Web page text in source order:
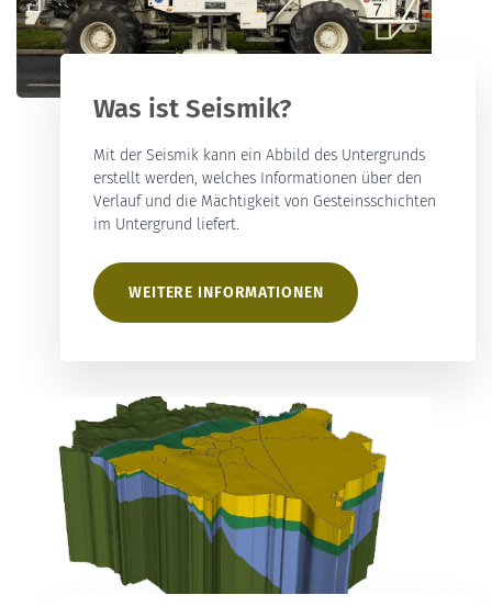
Was ist Seismik?
Mit der Seismik kann ein Abbild des Untergrunds
erstellt werden, welches Informationen über den
Verlauf und die Mächtigkeit von Gesteinsschichten
im Untergrund liefert.
WEITERE INFORMATIONEN